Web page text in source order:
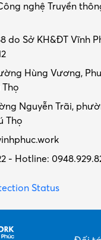
nghệ Truyền
do Sở KH&ĐT Vĩnh
Hùng Vương,
Thọ
Nguyễn Trãi,
Thọ
- Hotline: